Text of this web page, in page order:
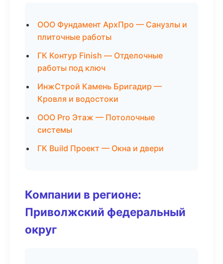
ООО Фундамент АрхПро — Санузлы и
плиточные работы
ГК Контур Finish — Отделочные
работы под ключ
ИнжСтрой Камень Бригадир —
Кровля и водостоки
ООО Pro Этаж — Потолочные
системы
ГК Build Проект — Окна и двери
Компании в регионе:
Приволжский федеральный
округ